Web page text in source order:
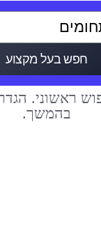
חפש בעל מקצוע
ראשוני. הגדר
בהמשך.